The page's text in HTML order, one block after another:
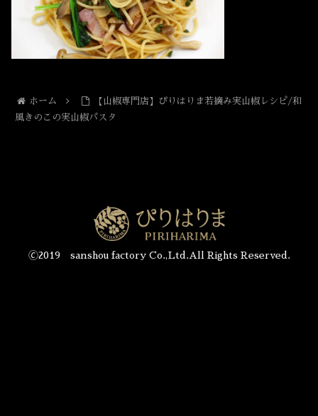
ホーム
【山椒専門店】ぴりはりま若摘み実山椒レシピ/和
風きのこの実山椒パスタ
🄫2019 sanshou factory Co.,Ltd.All Rights Reserved.